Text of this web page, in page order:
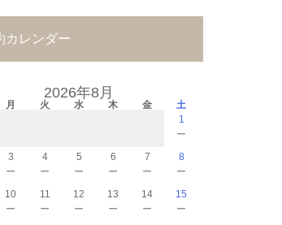
カレンダー
2026年8月
月 火 水 木 金
土
1
－
3
－
4
－
5
－
6
－
7
－
8
－
10
－
11
－
12
－
13
－
14
－
15
－